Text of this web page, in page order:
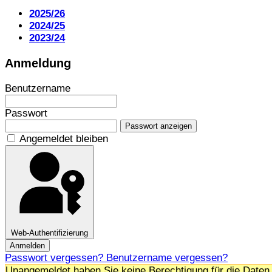
2025/26
2024/25
2023/24
Anmeldung
Benutzername
Passwort
Passwort anzeigen
Angemeldet bleiben
Web-Authentifizierung
Anmelden
Passwort vergessen? Benutzername vergessen?